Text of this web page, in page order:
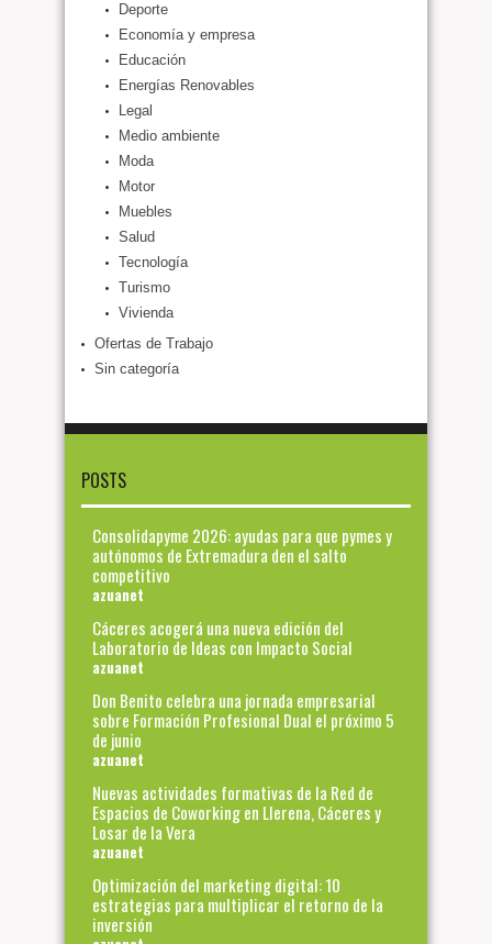
Deporte
Economía y empresa
Educación
Energías Renovables
Legal
Medio ambiente
Moda
Motor
Muebles
Salud
Tecnología
Turismo
Vivienda
Ofertas de Trabajo
Sin categoría
POSTS
Consolidapyme 2026: ayudas para que pymes y
autónomos de Extremadura den el salto
competitivo
azuanet
Cáceres acogerá una nueva edición del
Laboratorio de Ideas con Impacto Social
azuanet
Don Benito celebra una jornada empresarial
sobre Formación Profesional Dual el próximo 5
de junio
azuanet
Nuevas actividades formativas de la Red de
Espacios de Coworking en Llerena, Cáceres y
Losar de la Vera
azuanet
Optimización del marketing digital: 10
estrategias para multiplicar el retorno de la
inversión